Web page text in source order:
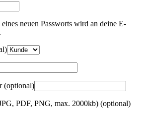
neuen Passworts wird an deine E-
(optional)
PDF, PNG, max. 2000kb) (optional)